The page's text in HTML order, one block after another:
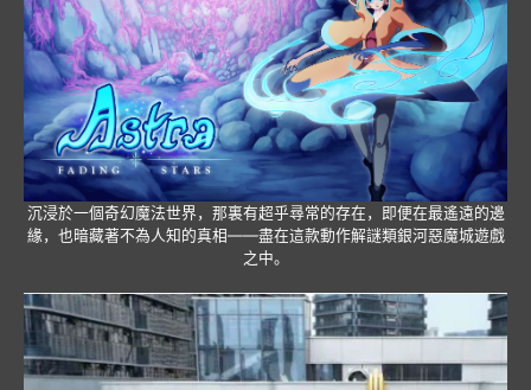
沉浸於一個奇幻魔法世界，那裏有超乎尋常的存在，即便在最遙遠的邊
緣，也暗藏著不為人知的真相——盡在這款動作解謎類銀河惡魔城遊戲
之中。